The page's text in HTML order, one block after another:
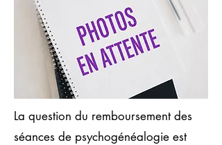
La question du remboursement des
séances de psychogénéalogie est